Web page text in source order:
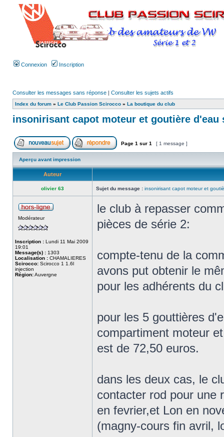
Connexion Inscription
Consulter les messages sans réponse | Consulter les sujets actifs
Index du forum » Le Club Passion Scirocco » La boutique du club
insonirisant capot moteur et goutière d'eau
Page 1 sur 1 [ 1 message ]
Aperçu avant impression
Auteur
olivier 63 Sujet du message : insonirisant capot moteur et
Modérateur
Inscription : Lundi 11 Mai 2009
19:01
Message(s) : 1303
Localisation : CHAMALIERES
Scirocco: Scirocco 1 1.6l
injection
Région:Auvergne
le club à repasser
pièces de série 2:
compte-tenu de la
avons put obtenir le
pour les adhérents du
pour les 5 gouttières
compartiment moteur
est de 72,50 euros.
dans les deux cas, le
contacter rod pour une
en fevrier,et Lon en
(magny-cours fin avril,